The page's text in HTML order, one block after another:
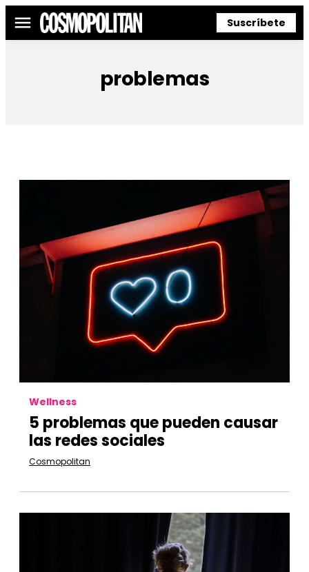
Menú Suscríbete
problemas
Wellness
5 problemas que pueden causar
las redes sociales
Cosmopolitan